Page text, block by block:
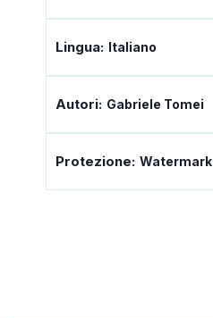
Lingua: Italiano
Autori: Gabriele Tomei
Protezione: Watermark